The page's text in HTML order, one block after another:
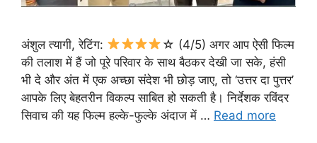
अंशुल त्यागी, रेटिंग:
☆ (4/5) अगर आप ऐसी फिल्म
की तलाश में हैं जो पूरे परिवार के साथ बैठकर देखी जा सके, हंसी
भी दे और अंत में एक अच्छा संदेश भी छोड़ जाए, तो ‘उत्तर दा पुत्तर’
आपके लिए बेहतरीन विकल्प साबित हो सकती है। निर्देशक रविंदर
सिवाच की यह फिल्म हल्के-फुल्के अंदाज में … Read more